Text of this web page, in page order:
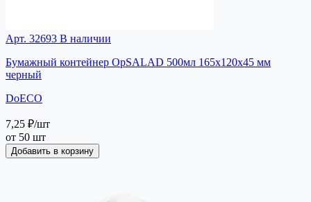
Арт. 32693 В наличии
Бумажный контейнер OpSALAD 500мл 165x120x45 мм
черный
DoECO
7,25 ₽/шт
от 50 шт
Добавить в корзину